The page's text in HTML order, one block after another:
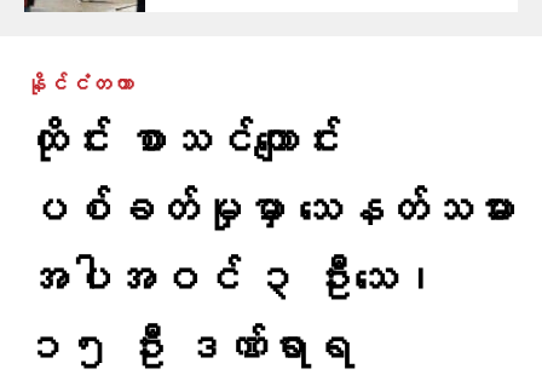
နိုင်ငံတကာ
ထိုင်း စာသင်ကျောင်း
ပစ်ခတ်မှုမှာ သေနတ်သမား
အပါအဝင် ၃ ဦးသေ၊
၁၅ ဦး ဒဏ်ရာရ